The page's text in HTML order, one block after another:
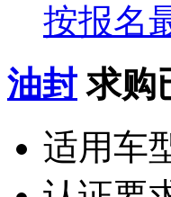
按报名
油封 求购
适用车